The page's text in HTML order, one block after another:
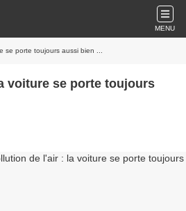
MENU
se porte toujours aussi bien ...
voiture se porte toujours